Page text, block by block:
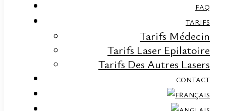
FAQ
TARIFS
Tarifs Médecin
Tarifs Laser Epilatoire
Tarifs Des Autres Lasers
CONTACT
ADRESSE
CONTACT
Secrétariat: +352 20 60 70 50
Mobile: +33 6 50 29 21 15